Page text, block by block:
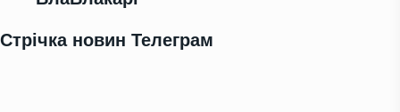
Стрічка новин Телеграм